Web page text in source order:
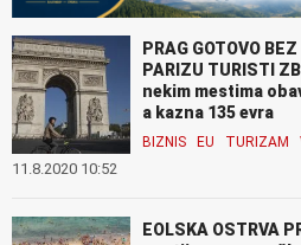
PRAG GOTOVO
PARIZU TURISTI
nekim mestima
a kazna 135 evra
BIZNIS EU TURIZAM
11.8.2020 10:52
EOLSKA OSTRVA